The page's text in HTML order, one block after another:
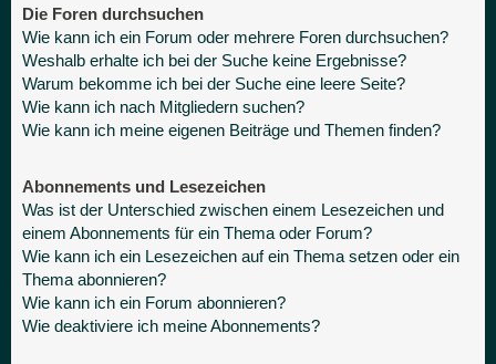
Die Foren durchsuchen
Wie kann ich ein Forum oder mehrere Foren durchsuchen?
Weshalb erhalte ich bei der Suche keine Ergebnisse?
Warum bekomme ich bei der Suche eine leere Seite?
Wie kann ich nach Mitgliedern suchen?
Wie kann ich meine eigenen Beiträge und Themen finden?
Abonnements und Lesezeichen
Was ist der Unterschied zwischen einem Lesezeichen und
einem Abonnements für ein Thema oder Forum?
Wie kann ich ein Lesezeichen auf ein Thema setzen oder ein
Thema abonnieren?
Wie kann ich ein Forum abonnieren?
Wie deaktiviere ich meine Abonnements?